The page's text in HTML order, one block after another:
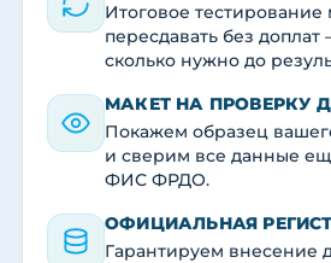
Итоговое
пересдавать без доплат
сколько нужно до
МАКЕТ НА ПРОВЕРКУ
Покажем образец
и сверим все данные
ФИС ФРДО.
ОФИЦИАЛЬНАЯ
Гарантируем внесение